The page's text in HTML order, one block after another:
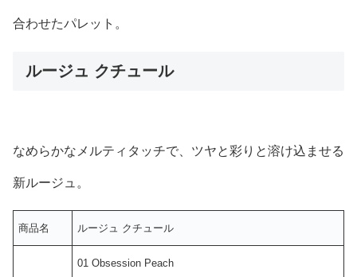
合わせたパレット。
ルージュ クチュール
なめらかなメルティタッチで、ツヤと彩りと溶け込ませる
新ルージュ。
商品名 ルージュ クチュール
01 Obsession Peach